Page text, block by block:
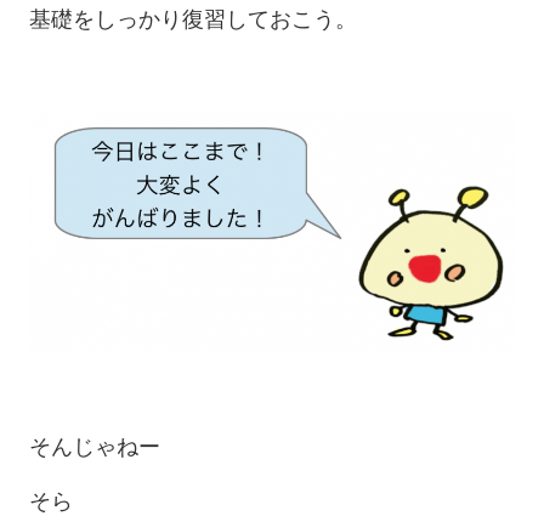
基礎をしっかり復習しておこう。
そんじゃねー
そら